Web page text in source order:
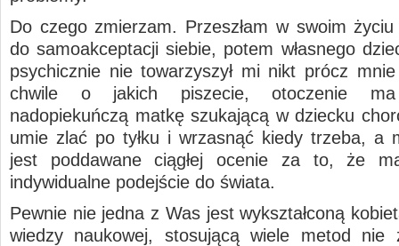
Do czego zmierzam. Przeszłam w swoim życiu
do samoakceptacji siebie, potem własnego
psychicznie nie towarzyszył mi nikt prócz mnie
chwile o jakich piszecie, otoczenie
nadopiekuńczą matkę szukającą w dziecku
umie zlać po tyłku i wrzasnąć kiedy trzeba, a
jest poddawane ciągłej ocenie za to, że
indywidualne podejście do świata.
Pewnie nie jedna z Was jest wykształconą
wiedzy naukowej, stosującą wiele metod nie